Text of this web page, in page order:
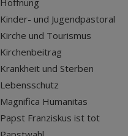
Hoffnung
Kinder- und Jugendpastoral
Kirche und Tourismus
Kirchenbeitrag
Krankheit und Sterben
Lebensschutz
Magnifica Humanitas
Papst Franziskus ist tot